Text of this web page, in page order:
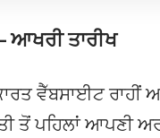
ਆਖਰੀ ਤਾਰੀਖ
ਵੈੱਬਸਾਈਟ ਰਾਹੀਂ
ਤੋਂ ਪਹਿਲਾਂ ਆਪਣੀ